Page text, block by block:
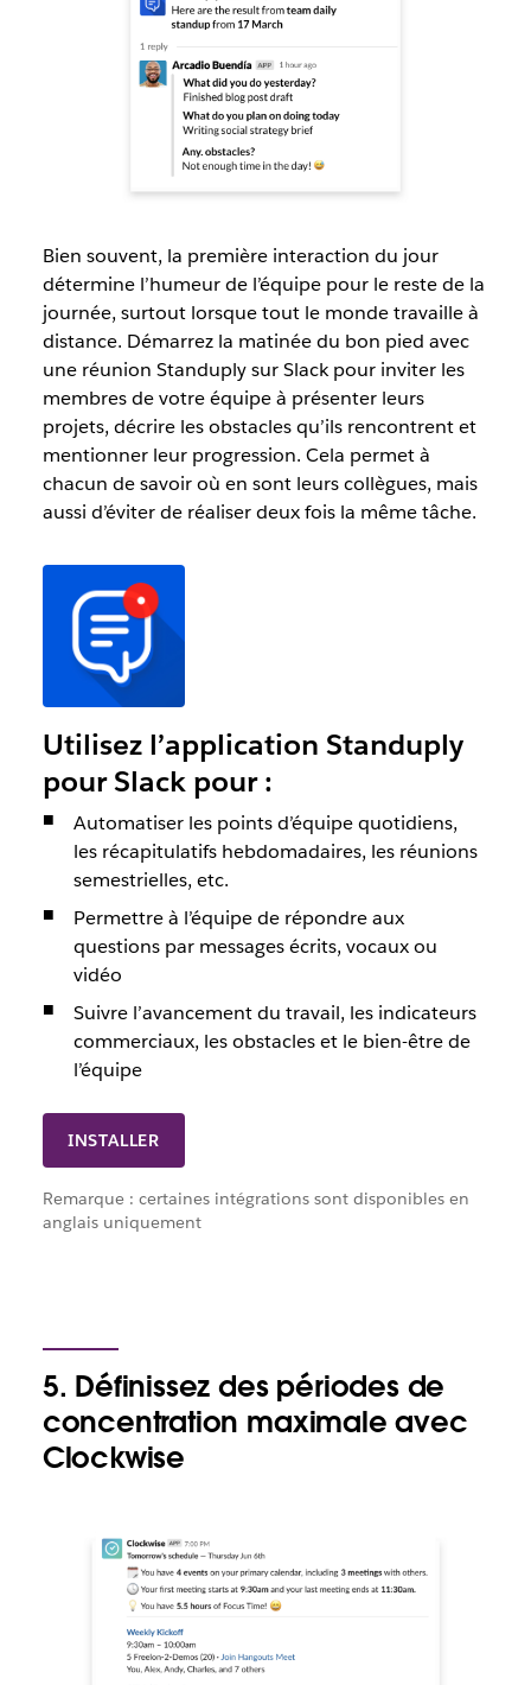
Bien souvent, la première interaction du jour
détermine l’humeur de l’équipe pour le reste de la
journée, surtout lorsque tout le monde travaille à
distance. Démarrez la matinée du bon pied avec
une réunion Standuply sur Slack pour inviter les
membres de votre équipe à présenter leurs
projets, décrire les obstacles qu’ils rencontrent et
mentionner leur progression. Cela permet à
chacun de savoir où en sont leurs collègues, mais
aussi d’éviter de réaliser deux fois la même tâche.
INSTALLER
Utilisez l’application Standuply
pour Slack pour :
Automatiser les points d’équipe quotidiens,
les récapitulatifs hebdomadaires, les réunions
semestrielles, etc.
Permettre à l’équipe de répondre aux
questions par messages écrits, vocaux ou
vidéo
Suivre l’avancement du travail, les indicateurs
commerciaux, les obstacles et le bien-être de
l’équipe
Remarque : certaines intégrations sont disponibles en
anglais uniquement
5. Définissez des périodes de
concentration maximale avec
Clockwise